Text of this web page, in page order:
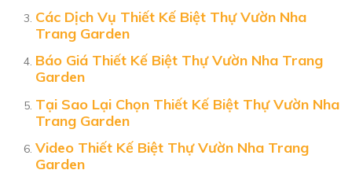
Các Dịch Vụ Thiết Kế Biệt Thự Vườn Nha
Trang Garden
Báo Giá Thiết Kế Biệt Thự Vườn Nha Trang
Garden
Tại Sao Lại Chọn Thiết Kế Biệt Thự Vườn Nha
Trang Garden
Video Thiết Kế Biệt Thự Vườn Nha Trang
Garden